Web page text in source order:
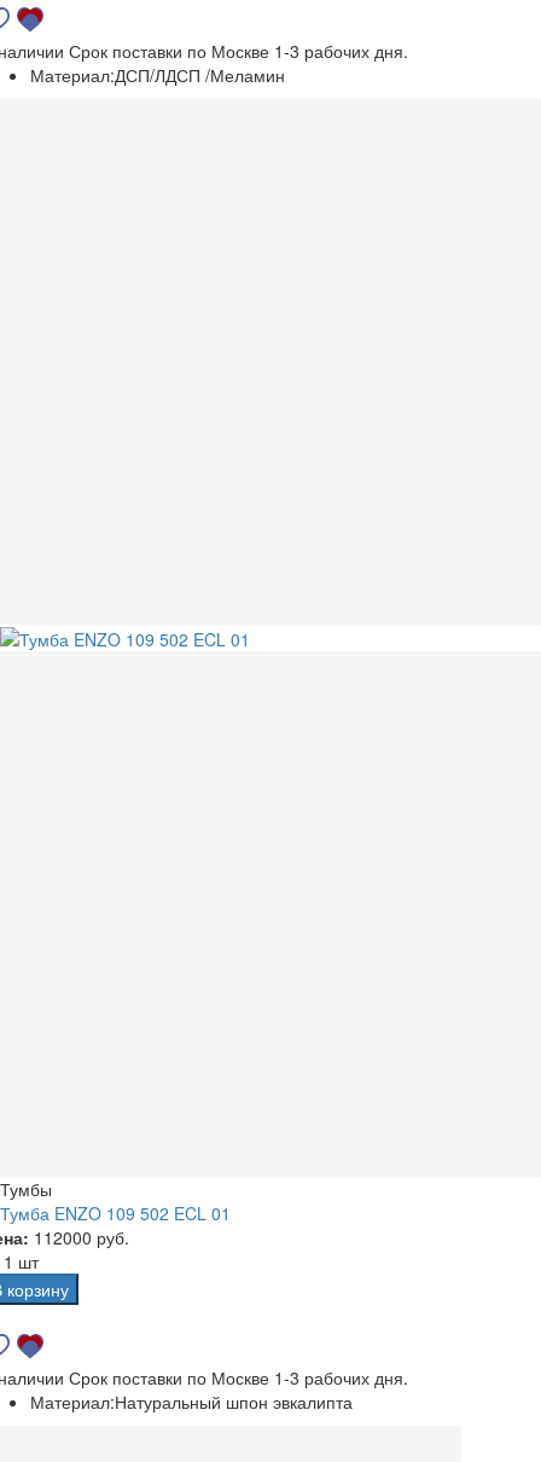
Срок поставки по Москве 1-3 рабочих дня.
Материал:ДСП/ЛДСП /Меламин
Тумбы
Тумба ENZO 109 502 ECL 01
112000 руб.
1 шт
корзину
Срок поставки по Москве 1-3 рабочих дня.
Материал:Натуральный шпон эвкалипта